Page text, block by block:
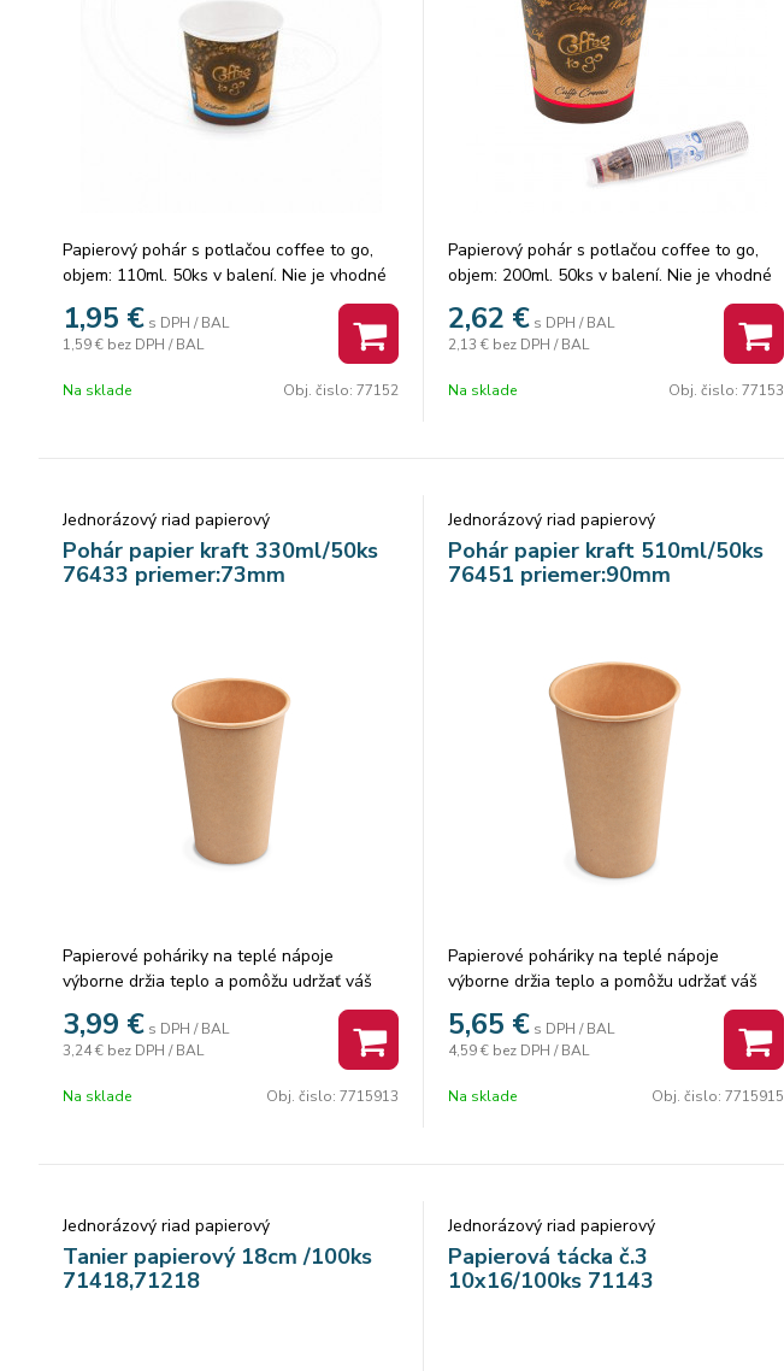
Papierový pohár s potlačou coffee to go,
objem: 110ml. 50ks v balení. Nie je vhodné
1,95 € s DPH / BAL
1,59 € bez DPH / BAL
Na sklade Obj. čislo: 77152
Papierový pohár s potlačou coffee to go,
objem: 200ml. 50ks v balení. Nie je vhodné
2,62 € s DPH / BAL
2,13 € bez DPH / BAL
Na sklade Obj. čislo: 77153
Jednorázový riad papierový
Pohár papier kraft 330ml/50ks
76433 priemer:73mm
Papierové poháriky na teplé nápoje
výborne držia teplo a pomôžu udržať váš
nápoj teplý po celú dobu. Vhodné využitie
pre automaty na horúce nápoje, fast foody,
jedálne, trhy, bufety, stánky a rôzne
čiastočne vyrobený z recyklovaného
3,99 € s DPH / BAL
3,24 € bez DPH / BAL
Na sklade Obj. čislo: 7715913
Jednorázový riad papierový
Pohár papier kraft 510ml/50ks
76451 priemer:90mm
Papierové poháriky na teplé nápoje
výborne držia teplo a pomôžu udržať váš
nápoj teplý po celú dobu. Vhodné využitie
pre automaty na horúce nápoje, fast foody,
jedálne, trhy, bufety, stánky a rôzne
čiastočne vyrobený z recyklovaného
5,65 € s DPH / BAL
4,59 € bez DPH / BAL
Na sklade Obj. čislo: 7715915
Jednorázový riad papierový
Tanier papierový 18cm /100ks
71418,71218
Jednorázový riad papierový
Papierová tácka č.3
10x16/100ks 71143